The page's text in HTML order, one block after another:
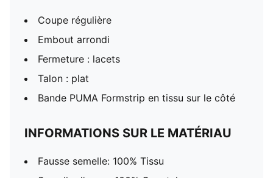
Coupe régulière
Embout arrondi
Fermeture : lacets
Talon : plat
Bande PUMA Formstrip en tissu sur le côté
INFORMATIONS SUR LE MATÉRIAU
Fausse semelle: 100% Tissu